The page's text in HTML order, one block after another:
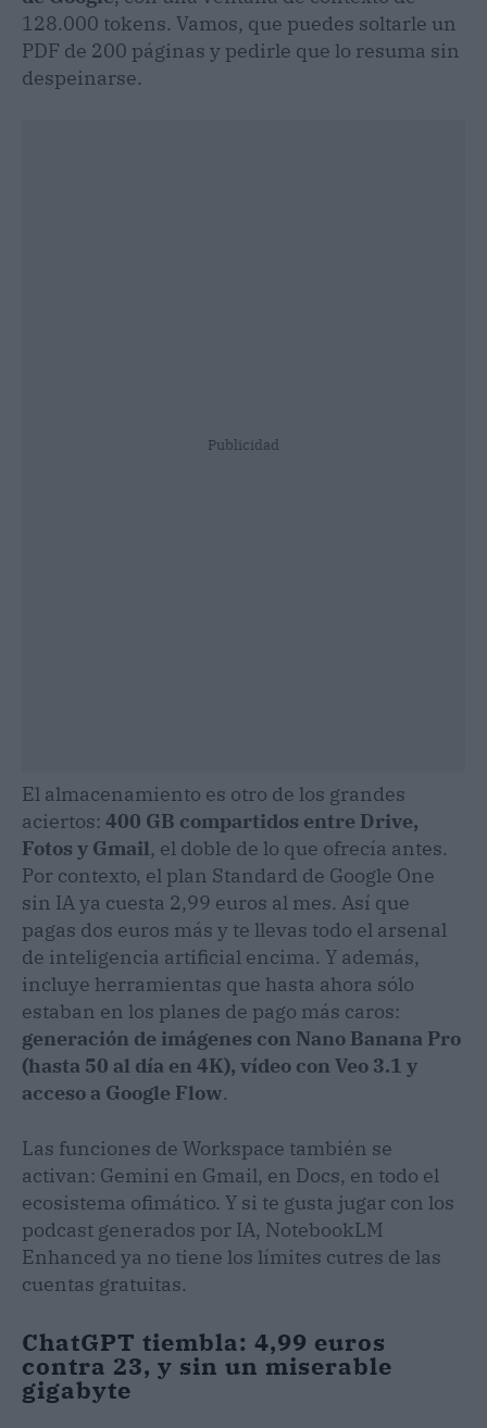
128.000 tokens. Vamos, que puedes soltarle un
PDF de 200 páginas y pedirle que lo resuma sin
despeinarse.
Publicidad
El almacenamiento es otro de los grandes
aciertos: 400 GB compartidos entre Drive,
Fotos y Gmail, el doble de lo que ofrecía antes.
Por contexto, el plan Standard de Google One
sin IA ya cuesta 2,99 euros al mes. Así que
pagas dos euros más y te llevas todo el arsenal
de inteligencia artificial encima. Y además,
incluye herramientas que hasta ahora sólo
estaban en los planes de pago más caros:
generación de imágenes con Nano Banana Pro
(hasta 50 al día en 4K), vídeo con Veo 3.1 y
acceso a Google Flow.
Las funciones de Workspace también se
activan: Gemini en Gmail, en Docs, en todo el
ecosistema ofimático. Y si te gusta jugar con los
podcast generados por IA, NotebookLM
Enhanced ya no tiene los límites cutres de las
cuentas gratuitas.
ChatGPT tiembla: 4,99 euros
contra 23, y sin un miserable
gigabyte